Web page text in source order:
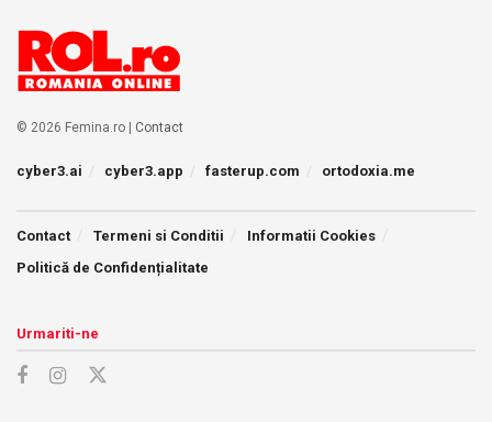
© 2026 Femina.ro | Contact
cyber3.ai cyber3.app fasterup.com ortodoxia.me
Contact Termeni si Conditii
Informatii Cookies
Politică de Confidențialitate
Urmariti-ne